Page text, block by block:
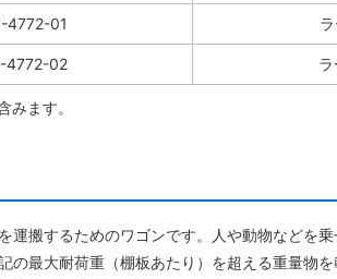
4772-01
4772-02
みます。
運搬するためのワゴンです。人や動物などを
の最大耐荷重（棚板あたり）を超える重量物